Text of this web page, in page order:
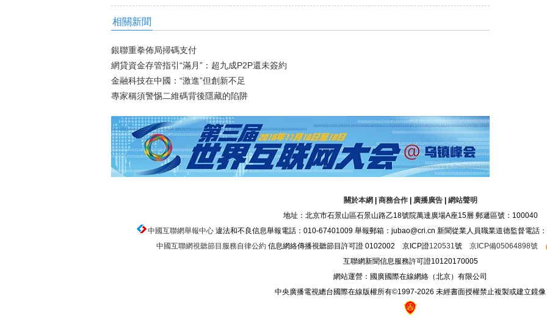
相關新聞
銀聯重拳佈局掃碼支付
網貸資金存管指引“滿月”：超九成P2P還未簽約
金融科技在中國：“激進”但創新不足
專家稱須警惕二維碼背後隱藏的陷阱
關於本網 商務合作| 廣播廣告| 網站聲明
地址：北京市石景山區石景山路乙18號院萬達廣場A座15層 郵遞區號：100040
中國互聯網舉報中心違法和不良信息舉報電話：010-67401009 舉報郵箱：jubao@cri.cn 新聞從業人員職業道德監督電話
中國互聯網視聽節目服務自律公約信息網絡傳播視聽節目許可證 0102002 京ICP證120531號 京ICP備05064898號
互聯網新聞信息服務許可證10120170005
網站運營：國廣國際在線網絡（北京）有限公司
中央廣播電視總台國際在線版權所有©1997-2026 未經書面授權禁止複製或建立鏡像